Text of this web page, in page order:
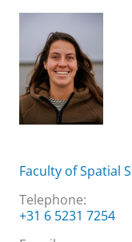
Faculty of Spatial
Telephone:
+31 6 5231 7254